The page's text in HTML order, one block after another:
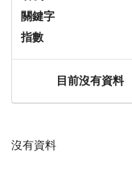
關鍵字
指數
目前沒有資料
沒有資料